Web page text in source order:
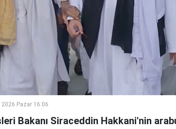
Pazar 16:06
Bakanı Siraceddin Hakkani'nin